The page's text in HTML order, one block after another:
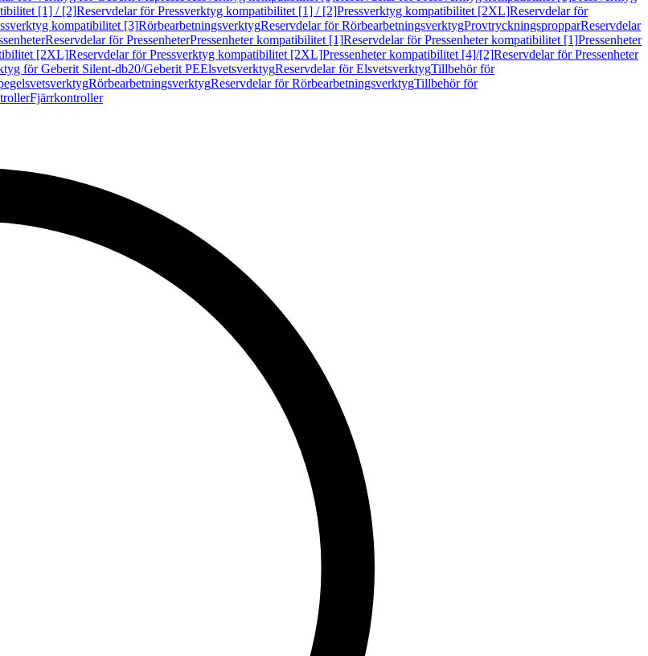
[1] / [2]Reservdelar för Pressverktyg kompatibilitet [1] / [2]Pressverktyg kompatibilitet [2XL]Reservdelar för
kompatibilitet [3]RörbearbetningsverktygReservdelar för RörbearbetningsverktygProvtryckningspropparReservdelar
Reservdelar för PressenheterPressenheter kompatibilitet [1]Reservdelar för Pressenheter kompatibilitet [1]Pressenheter
[2XL]Reservdelar för Pressverktyg kompatibilitet [2XL]Pressenheter kompatibilitet [4]/[2]Reservdelar för Pressenheter
för Geberit Silent-db20/Geberit PEElsvetsverktygReservdelar för ElsvetsverktygTillbehör för
RörbearbetningsverktygReservdelar för RörbearbetningsverktygTillbehör för
Fjärrkontroller